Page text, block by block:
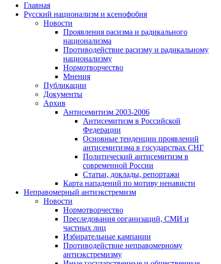
Главная
Русский национализм и ксенофобия
Новости
Проявления расизма и радикального
национализма
Противодействие расизму и радикальному
национализму
Нормотворчество
Мнения
Публикации
Документы
Архив
Антисемитизм 2003-2006
Антисемитизм в Российской
Федерации
Основные тенденции проявлений
антисемитизма в государствах СНГ
Политический антисемитизм в
современной России
Статьи, доклады, репортажи
Карта нападений по мотиву ненависти
Неправомерный антиэкстремизм
Новости
Нормотворчество
Преследования организаций, СМИ и
частных лиц
Избирательные кампании
Противодействие неправомерному
антиэкстремизму